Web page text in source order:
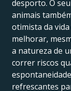
desporto. O
animais
otimista da vida
melhorar,
a natureza de
correr riscos
refrescantes